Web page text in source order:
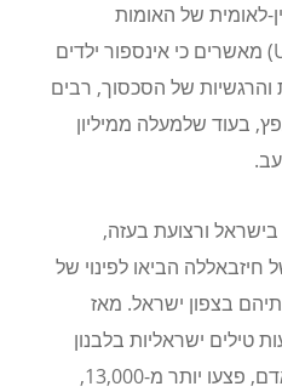
לאומית של האומות
) מאשרים כי אינספור ילדים
והרגשיות של הסכסוך, רבים
בעוד שלמעלה ממיליון
ורצועת בעזה,
הביאו לפינוי של
בצפון ישראל. מאז
2024, פגיעות טילים ישראליות בלבנון
הרגו למעלה מ-3,000 בני אדם, פצעו יותר מ-13,000,